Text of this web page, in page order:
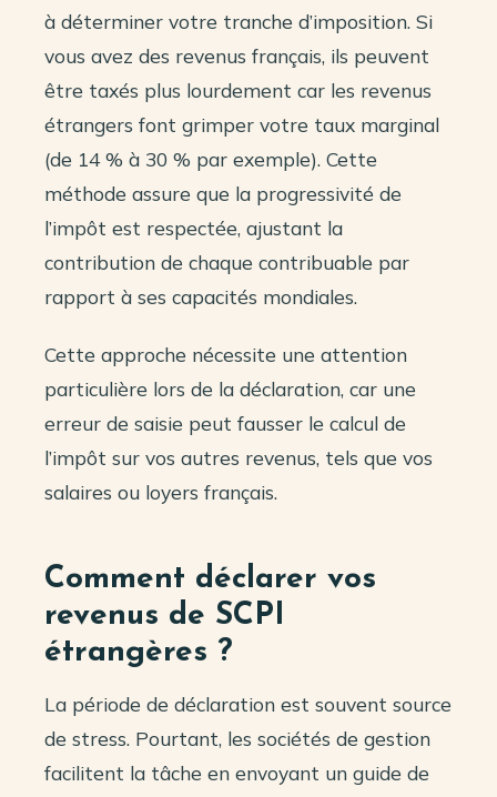
à déterminer votre tranche d’imposition. Si
vous avez des revenus français, ils peuvent
être taxés plus lourdement car les revenus
étrangers font grimper votre taux marginal
(de 14 % à 30 % par exemple). Cette
méthode assure que la progressivité de
l’impôt est respectée, ajustant la
contribution de chaque contribuable par
rapport à ses capacités mondiales.
Cette approche nécessite une attention
particulière lors de la déclaration, car une
erreur de saisie peut fausser le calcul de
l’impôt sur vos autres revenus, tels que vos
salaires ou loyers français.
Comment déclarer vos
revenus de SCPI
étrangères ?
La période de déclaration est souvent source
de stress. Pourtant, les sociétés de gestion
facilitent la tâche en envoyant un guide de